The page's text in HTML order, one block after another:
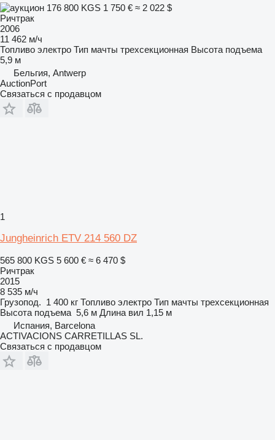
176 800 KGS 1 750 € ≈ 2 022 $
Ричтрак
2006
11 462 м/ч
Топливо электро Тип мачты трехсекционная Высота подъема
5,9 м
Бельгия, Antwerp
AuctionPort
Связаться с продавцом
1
Jungheinrich ETV 214 560 DZ
565 800 KGS 5 600 € ≈ 6 470 $
Ричтрак
2015
8 535 м/ч
Грузопод. 1 400 кг Топливо электро Тип мачты трехсекционная
Высота подъема 5,6 м Длина вил 1,15 м
Испания, Barcelona
ACTIVACIONS CARRETILLAS SL.
Связаться с продавцом